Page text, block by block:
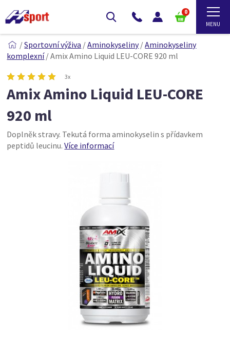
0
/Sportovní výživa /Aminokyseliny/Aminokyseliny
komplexní/Amix Amino Liquid LEU-CORE 920 ml
3x
Amix Amino Liquid LEU-CORE
920 ml
Doplněk stravy. Tekutá forma aminokyselin s přídavkem
peptidů leucinu.Více informací